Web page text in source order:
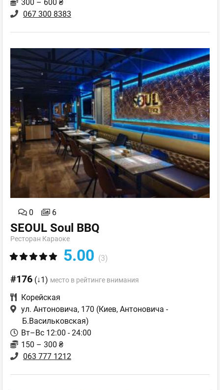
300 – 600 ₴
067 300 8383
0 6
SEOUL Soul BBQ
Ресторан Караоке
5.00 (3)
#176 (↓1) место в рейтинге внимания
Корейская
ул. Антоновича, 170 (Киев, Антоновича -
Б.Васильковская)
Вт–Вс 12:00 - 24:00
150 – 300 ₴
063 777 1212